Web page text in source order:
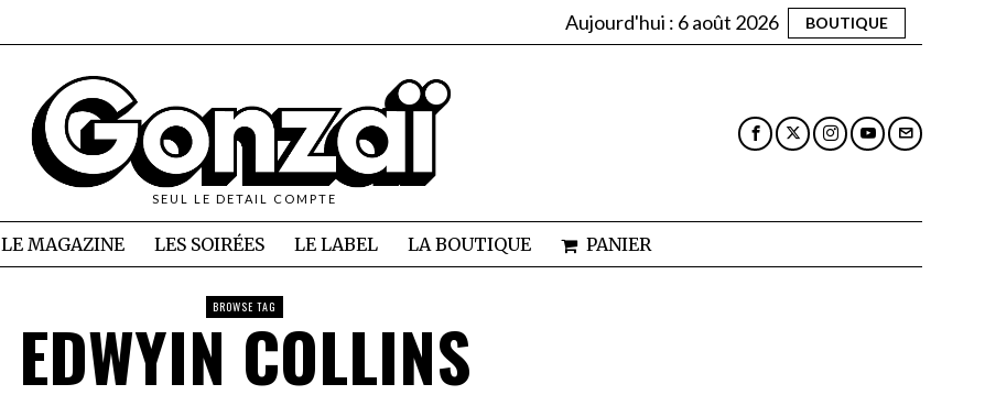
Aujourd'hui : 6 août 2026 BOUTIQUE
SEUL LE DETAIL COMPTE
LE MAGAZINE LES SOIRÉES LE LABEL LA BOUTIQUE PANIER
BROWSE TAG
EDWYIN COLLINS